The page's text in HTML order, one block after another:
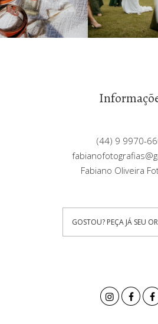
(44) 9 9970-
Fabiano Oliveira
GOSTOU? PEÇA JÁ SEU